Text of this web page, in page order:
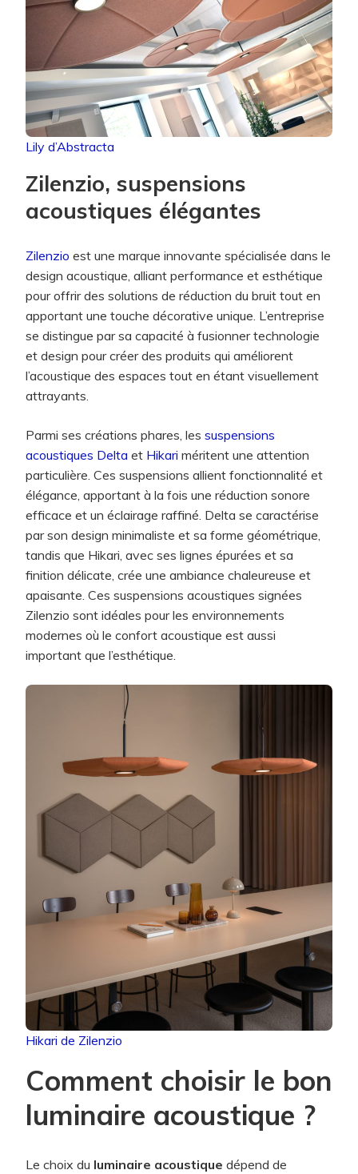
Lily d’Abstracta
Zilenzio, suspensions
acoustiques élégantes
Zilenzio est une marque innovante spécialisée dans le
design acoustique, alliant performance et esthétique
pour offrir des solutions de réduction du bruit tout en
apportant une touche décorative unique. L’entreprise
se distingue par sa capacité à fusionner technologie
et design pour créer des produits qui améliorent
l’acoustique des espaces tout en étant visuellement
attrayants.
Parmi ses créations phares, les suspensions
acoustiques Delta et Hikari méritent une attention
particulière. Ces suspensions allient fonctionnalité et
élégance, apportant à la fois une réduction sonore
efficace et un éclairage raffiné. Delta se caractérise
par son design minimaliste et sa forme géométrique,
tandis que Hikari, avec ses lignes épurées et sa
finition délicate, crée une ambiance chaleureuse et
apaisante. Ces suspensions acoustiques signées
Zilenzio sont idéales pour les environnements
modernes où le confort acoustique est aussi
important que l’esthétique.
Hikari de Zilenzio
Comment choisir le bon
luminaire acoustique ?
Le choix du luminaire acoustique dépend de